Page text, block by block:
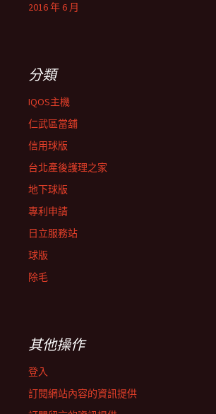
2016 年 6 月
分類
IQOS主機
仁武區當舖
信用球版
台北產後護理之家
地下球版
專利申請
日立服務站
球版
除毛
其他操作
登入
訂閱網站內容的資訊提供